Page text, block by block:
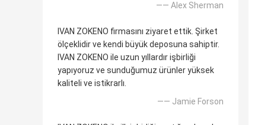
—— Alex Sherman
IVAN ZOKENO firmasını ziyaret ettik. Şirket
ölçeklidir ve kendi büyük deposuna sahiptir.
IVAN ZOKENO ile uzun yıllardır işbirliği
yapıyoruz ve sunduğumuz ürünler yüksek
kaliteli ve istikrarlı.
—— Jamie Forson